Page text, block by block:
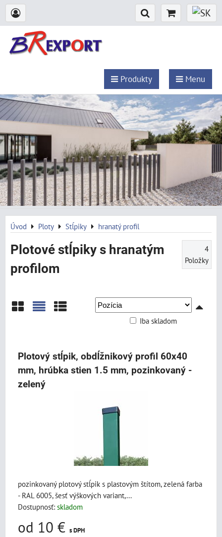
Produkty Menu
Úvod Ploty Stĺpiky hranatý profil
Plotové stĺpiky s hranatým
profilom
4
Položky
Iba skladom
Plotový stĺpik, obdĺžnikový profil 60x40
mm, hrúbka stien 1.5 mm, pozinkovaný -
zelený
pozinkovaný plotový stĺpik s plastovým štítom, zelená farba
- RAL 6005, šesť výškových variant,...
Dostupnosť: skladom
od 10 € s DPH